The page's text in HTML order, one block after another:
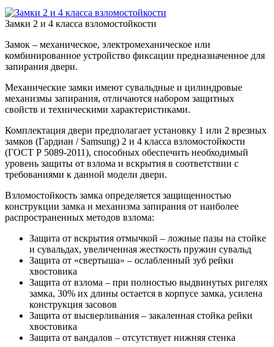
Замки 2 и 4 класса взломостойкости
Замок – механическое, электромеханическое или
комбинированное устройство фиксации предназначенное для
запирания двери.
Механические замки имеют сувальдные и цилиндровые
механизмы запирания, отличаются набором защитных
свойств и техническими характеристиками.
Комплектация двери предполагает установку 1 или 2 врезных
замков (Гардиан / Samsung) 2 и 4 класса взломостойкости
(ГОСТ Р 5089-2011), способных обеспечить необходимый
уровень защиты от взлома и вскрытия в соответствии с
требованиями к данной модели двери.
Взломостойкость замка определяется защищенностью
конструкции замка и механизма запирания от наиболее
распространенных методов взлома:
Защита от вскрытия отмычкой – ложные пазы на стойке
и сувальдах, увеличенная жесткость пружин сувальд
Защита от «свертыша» – ослабленный зуб рейки
хвостовика
Защита от взлома – при полностью выдвинутых ригелях
замка, 30% их длины остается в корпусе замка, усилена
конструкция засовов
Защита от высверливания – закаленная стойка рейки
хвостовика
Защита от вандалов – отсутствует нижняя стенка